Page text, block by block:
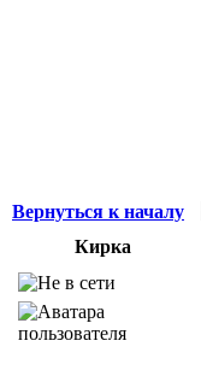
Вернуться к началу
Кирка